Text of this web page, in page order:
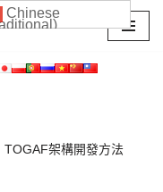
TOGAF架構開發方法
Chinese